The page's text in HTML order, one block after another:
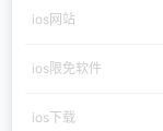
ios网站
ios限免软件
ios下载